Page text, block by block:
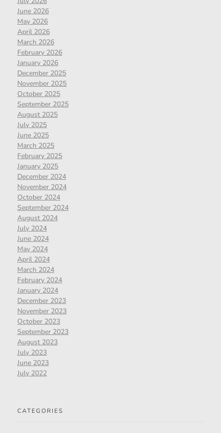
June 2026
May 2026
April 2026
March 2026
February 2026
January 2026
December 2025
November 2025
October 2025
September 2025
August 2025
July 2025
June 2025
March 2025
February 2025
January 2025
December 2024
November 2024
October 2024
September 2024
August 2024
July 2024
June 2024
May 2024
April 2024
March 2024
February 2024
January 2024
December 2023
November 2023
October 2023
September 2023
August 2023
July 2023
June 2023
July 2022
CATEGORIES